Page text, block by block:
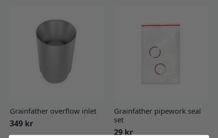
Grainfather overflow inlet
349 kr
Grainfather pipework seal
set
29kr